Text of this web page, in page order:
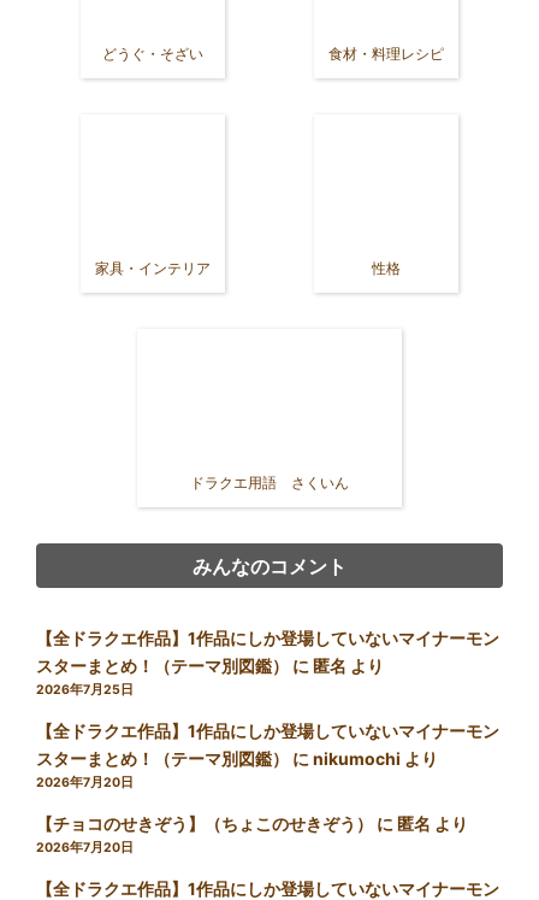
どうぐ・そざい 食材・料理レシピ
家具・インテリア 性格
ドラクエ用語 さくいん
みんなのコメント
【全ドラクエ作品】1作品にしか登場していないマイナーモン
スターまとめ！（テーマ別図鑑）
に 匿名 より
2026年7月25日
【全ドラクエ作品】1作品にしか登場していないマイナーモン
スターまとめ！（テーマ別図鑑）
に nikumochi より
2026年7月20日
【チョコのせきぞう】（ちょこのせきぞう） に 匿名 より
2026年7月20日
【全ドラクエ作品】1作品にしか登場していないマイナーモン